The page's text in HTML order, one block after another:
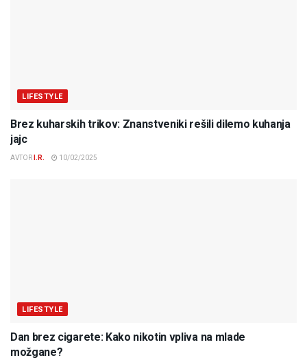
LIFESTYLE
Brez kuharskih trikov: Znanstveniki rešili dilemo kuhanja
jajc
AVTOR I.R. 10/02/2025
LIFESTYLE
Dan brez cigarete: Kako nikotin vpliva na mlade
možgane?